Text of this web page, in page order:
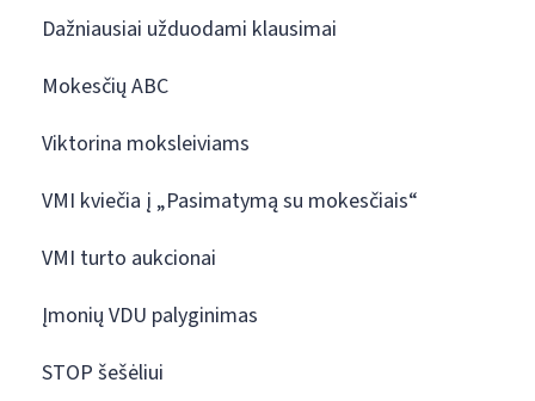
Dažniausiai užduodami klausimai
Mokesčių ABC
Viktorina moksleiviams
VMI kviečia į „Pasimatymą su mokesčiais“
VMI turto aukcionai
Įmonių VDU palyginimas
STOP šešėliui